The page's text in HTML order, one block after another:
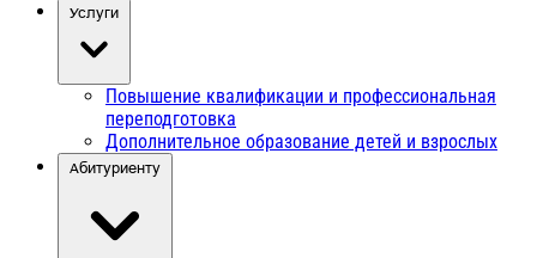
Услуги
Повышение квалификации и профессиональная
переподготовка
Дополнительное образование детей и взрослых
Абитуриенту